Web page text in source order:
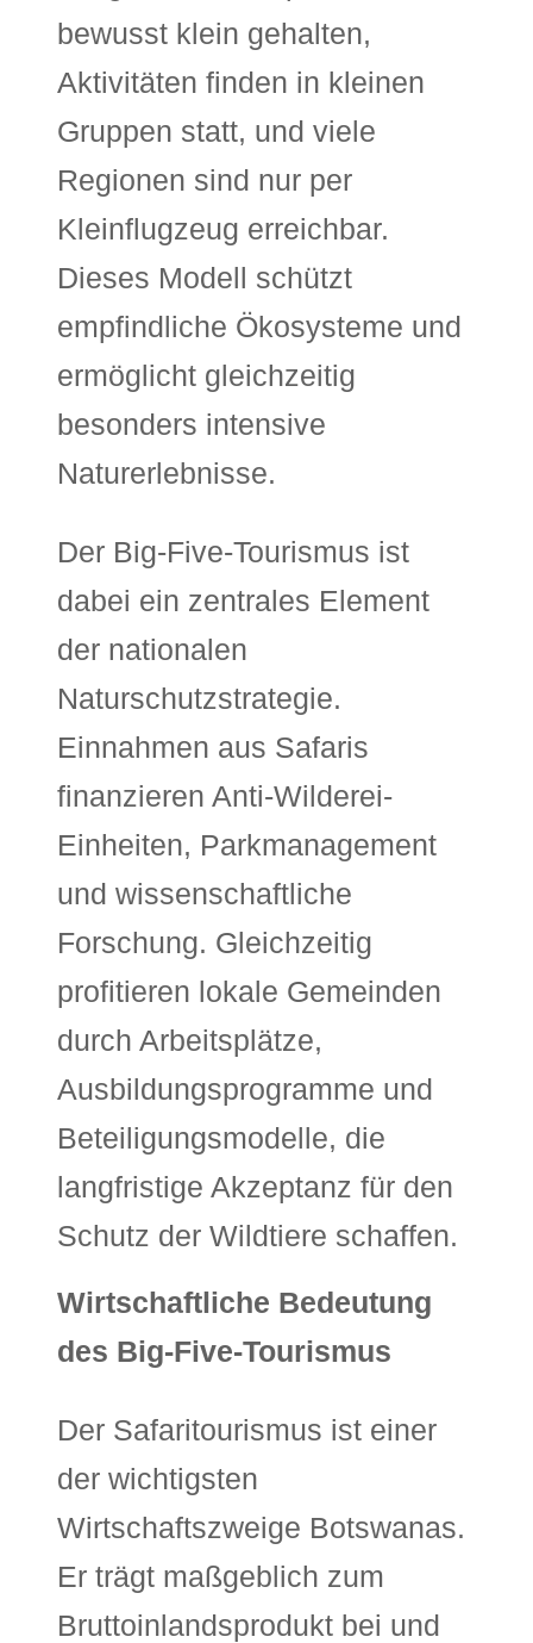
bewusst klein gehalten,
Aktivitäten finden in kleinen
Gruppen statt, und viele
Regionen sind nur per
Kleinflugzeug erreichbar.
Dieses Modell schützt
empfindliche Ökosysteme und
ermöglicht gleichzeitig
besonders intensive
Naturerlebnisse.
Der Big-Five-Tourismus ist
dabei ein zentrales Element
der nationalen
Naturschutzstrategie.
Einnahmen aus Safaris
finanzieren Anti-Wilderei-
Einheiten, Parkmanagement
und wissenschaftliche
Forschung. Gleichzeitig
profitieren lokale Gemeinden
durch Arbeitsplätze,
Ausbildungsprogramme und
Beteiligungsmodelle, die
langfristige Akzeptanz für den
Schutz der Wildtiere schaffen.
Wirtschaftliche Bedeutung
des Big-Five-Tourismus
Der Safaritourismus ist einer
der wichtigsten
Wirtschaftszweige Botswanas.
Er trägt maßgeblich zum
Bruttoinlandsprodukt bei und